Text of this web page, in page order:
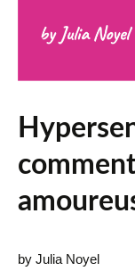
by Julia Noyel